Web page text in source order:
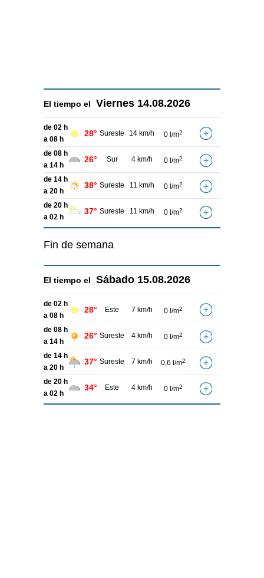
El tiempo el Viernes 14.08.2026
de 02 h
a 08 h
28° Sureste 14 km/h 0 l/m2
de 08 h
a 14 h
26° Sur 4 km/h 0 l/m2
de 14 h
a 20 h
38° Sureste 11 km/h 0 l/m2
de 20 h
a 02 h
37° Sureste 11 km/h 0 l/m2
Fin de semana
El tiempo el Sábado 15.08.2026
de 02 h
a 08 h
28° Este 7 km/h 0 l/m2
de 08 h
a 14 h
26° Sureste 4 km/h 0 l/m2
de 14 h
a 20 h
37° Sureste 7 km/h 0,6 l/m2
de 20 h
a 02 h
34° Este 4 km/h 0 l/m2